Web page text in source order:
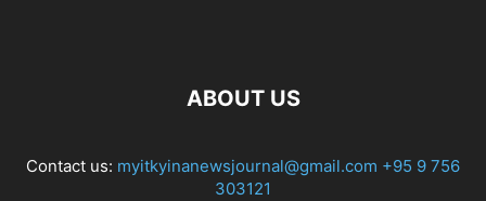
ABOUT US
Contact us: myitkyinanewsjournal@gmail.com +95 9 756
303121